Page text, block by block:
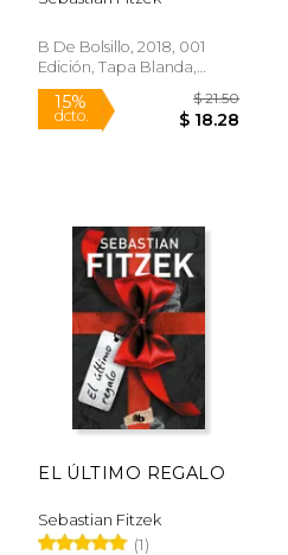
B De Bolsillo, 2018, 001
Edición, Tapa Blanda,
Nuevo
15%
dcto. $ 18.28
EL ÚLTIMO REGALO
Sebastian Fitzek
(1)